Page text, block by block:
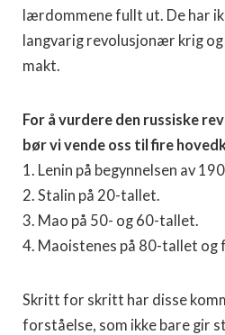
lærdommene fullt ut. De har
langvarig revolusjonær krig
makt.
For å vurdere den russiske
bør vi vende oss til fire
1. Lenin på begynnelsen av
2. Stalin på 20-tallet.
3. Mao på 50- og 60-tallet.
4. Maoistenes på 80-tallet og
Skritt for skritt har disse
forståelse, som ikke bare gir